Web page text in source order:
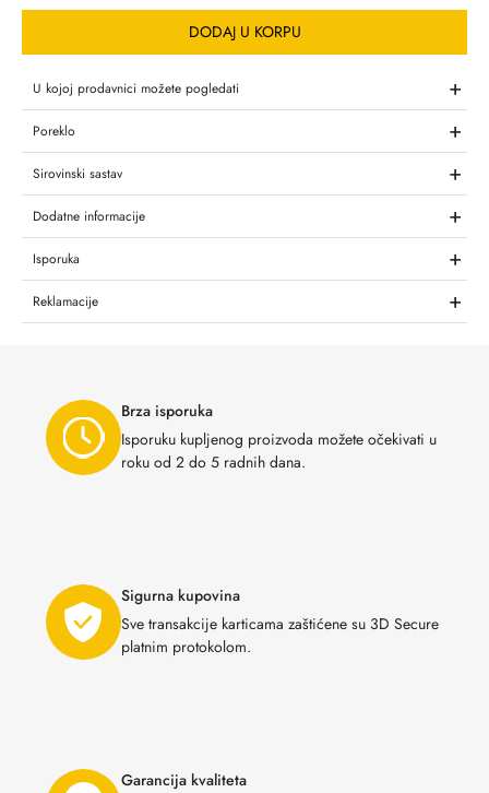
DODAJ U KORPU
U kojoj prodavnici možete pogledati +
Poreklo +
Sirovinski sastav +
Dodatne informacije +
Isporuka +
Reklamacije +
Brza isporuka
Isporuku kupljenog proizvoda možete očekivati u
roku od 2 do 5 radnih dana.
Sigurna kupovina
Sve transakcije karticama zaštićene su 3D Secure
platnim protokolom.
Garancija kvaliteta